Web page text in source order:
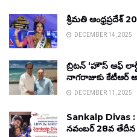
శ్రీమతి ఆంధ్రప్రదేశ్
DECEMBER 14, 2025
బ్రిటన్ ‘హౌస్ ఆఫ్
నాగరాజుకు కేటీఆర్
DECEMBER 11, 2025
Sankalp Divas
నవంబర్ 28వ తేదీన